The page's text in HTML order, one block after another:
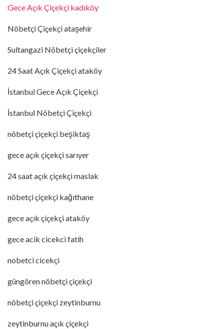
Gece Açık Çiçekçi kadıköy
Nöbetçi Çiçekçi ataşehir
Sultangazi Nöbetçi çiçekçiler
24 Saat Açık Çiçekçi ataköy
İstanbul Gece Açık Çiçekçi
İstanbul Nöbetçi Çiçekçi
nöbetçi çiçekçi beşiktaş
gece açık çiçekçi sarıyer
24 saat açık çiçekçi maslak
nöbetçi çiçekçi kağıthane
gece açık çiçekçi ataköy
gece acik cicekci fatih
nobetci cicekçi
güngören nöbetçi çiçekçi
nöbetçi çiçekçi zeytinburnu
zeytinburnu açık çiçekçi